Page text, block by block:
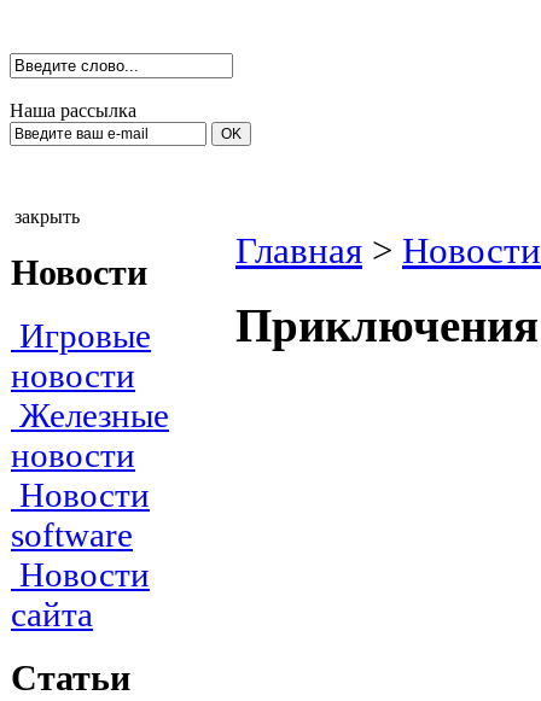
Наша рассылка
закрыть
Новости
Игровые
новости
Железные
новости
Новости
software
Новости
сайта
Статьи
Главная >
Приключения